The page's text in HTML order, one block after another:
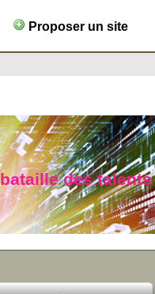
Proposer un site
des